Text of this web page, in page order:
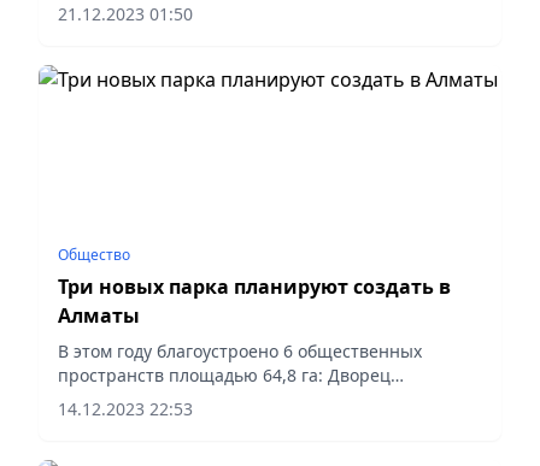
21.12.2023 01:50
Общество
Три новых парка планируют создать в
Алматы
В этом году благоустроено 6 общественных
пространств площадью 64,8 га: Дворец
школьников, КБТУ, ул. К. Байсеитовой, парк
Желтоксан, мкр. Кокмайса, сквер славы
14.12.2023 22:53